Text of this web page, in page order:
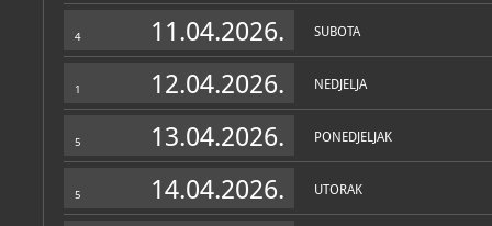
4 11.04.2026. SUBOTA
1 12.04.2026. NEDJELJA
5 13.04.2026. PONEDJELJAK
5 14.04.2026. UTORAK
istraživanjima
kazališnih oblika i
pridaje rekonstrukcijama
Muzejsko kazališna
i znanstvenicima kao
U Zbirci je pohranjena
grupa, kabareta...
Zbirke
OSTALE ZBIRKE
Muzejsko kazališna